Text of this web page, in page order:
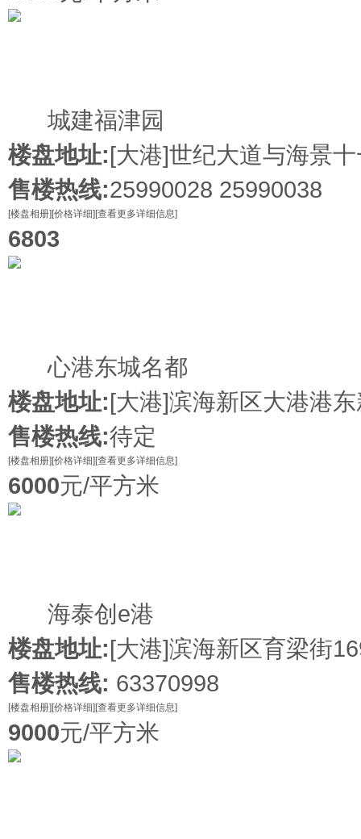
城建福津园
楼盘地址:[大港]世纪大道与海景
售楼热线:25990028 25990038
[楼盘相册] [价格详细] [查看更多详细信息]
6803
心港东城名都
楼盘地址:[大港]滨海新区大港港
售楼热线:待定
[楼盘相册] [价格详细] [查看更多详细信息]
6000元/平方米
海泰创e港
楼盘地址:[大港]滨海新区育梁街
售楼热线: 63370998
[楼盘相册] [价格详细] [查看更多详细信息]
9000元/平方米